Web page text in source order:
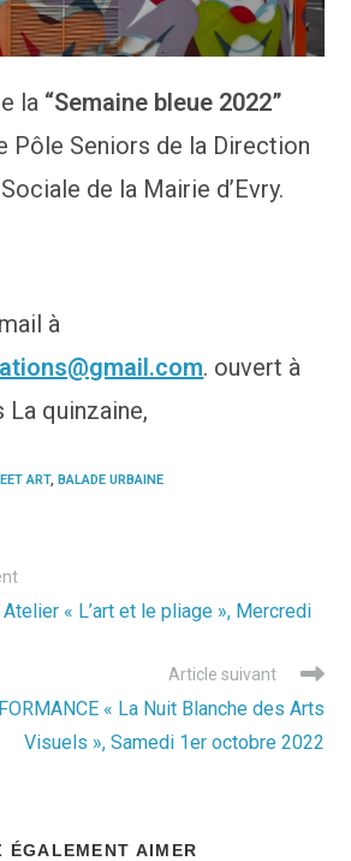
la “Semaine bleue 2022”
Pôle Seniors de la Direction
de la Mairie d’Evry.
à
. ouvert à
La quinzaine,
ART, BALADE URBAINE
« L’art et le pliage », Mercredi
Article suivant
« La Nuit Blanche des Arts
Visuels », Samedi 1er octobre 2022
ÉGALEMENT AIMER